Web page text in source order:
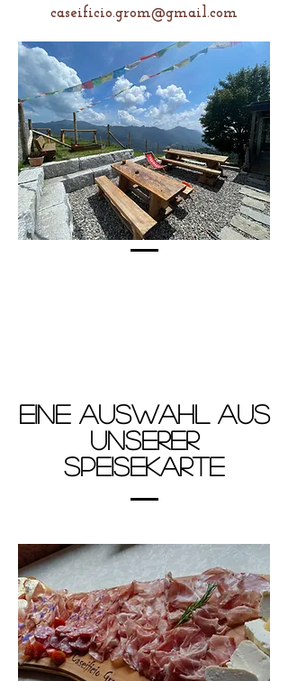
caseificio.grom@gmail.com
Eine Auswahl aus
unserer
Speisekarte